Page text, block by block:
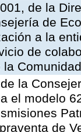
de la
de
a la
de
la
el modelo
de